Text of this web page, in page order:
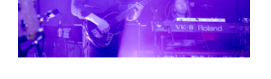
BOB DE VRIES
RICHARD POSTMA
SASKIA LUDDEN
ANNA HIEP